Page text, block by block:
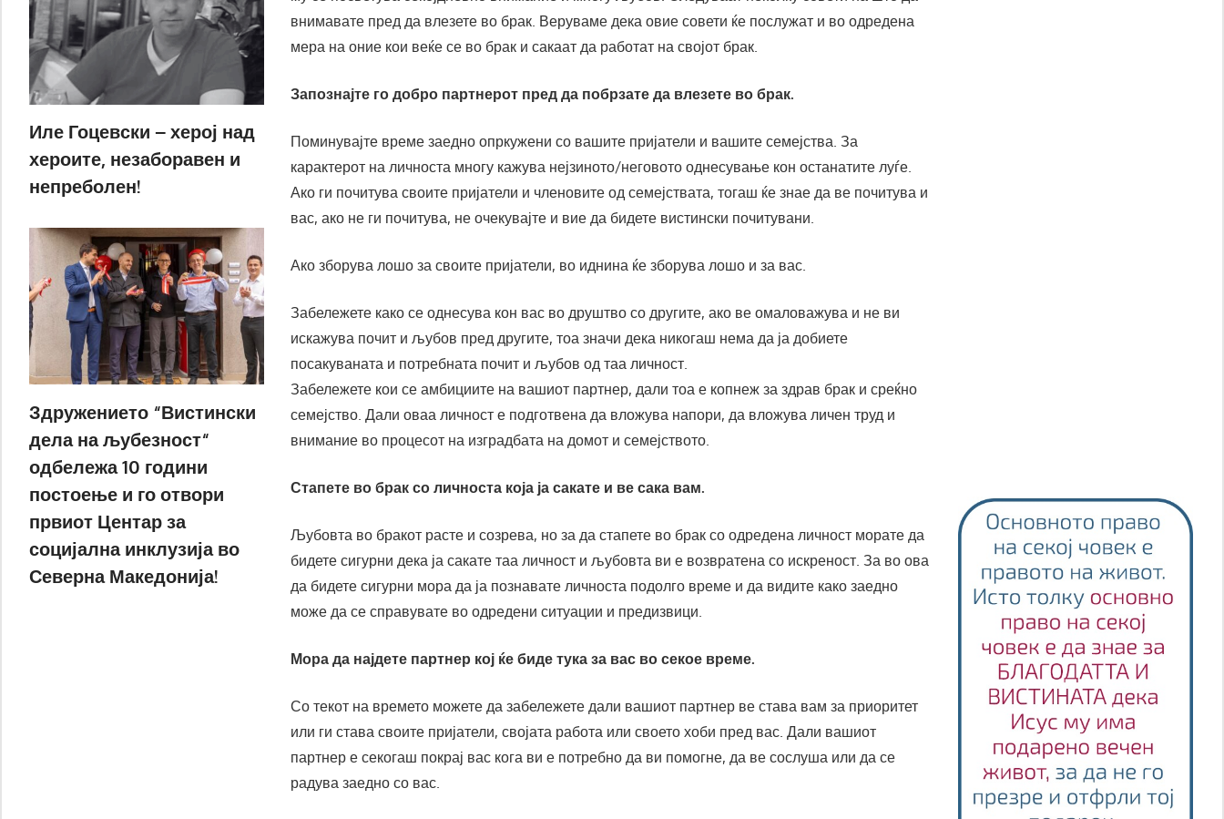
внимавате пред да влезете во брак. Веруваме дека овие совети ќе послужат и во одредена
мера на оние кои веќе се во брак и сакаат да работат на својот брак.
Запознајте го добро партнерот пред да побрзате да влезете во брак.
Поминувајте време заедно опркужени со вашите пријатели и вашите семејства. За
карактерот на личноста многу кажува нејзиното/неговото однесување кон останатите луѓе.
Ако ги почитува своите пријатели и членовите од семејствата, тогаш ќе знае да ве почитува и
вас, ако не ги почитува, не очекувајте и вие да бидете вистински почитувани.
Ако зборува лошо за своите пријатели, во иднина ќе зборува лошо и за вас.
Забележете како се однесува кон вас во друштво со другите, ако ве омаловажува и не ви
искажува почит и љубов пред другите, тоа значи дека никогаш нема да ја добиете
посакуваната и потребната почит и љубов од таа личност.
Забележете кои се амбициите на вашиот партнер, дали тоа е копнеж за здрав брак и среќно
семејство. Дали оваа личност е подготвена да вложува напори, да вложува личен труд и
внимание во процесот на изградбата на домот и семејството.
Стапете во брак со личноста која ја сакате и ве сака вам.
Љубовта во бракот расте и созрева, но за да стапете во брак со одредена личност морате да
бидете сигурни дека ја сакате таа личност и љубовта ви е возвратена со искреност. За во ова
да бидете сигурни мора да ја познавате личноста подолго време и да видите како заедно
може да се справувате во одредени ситуации и предизвици.
Мора да најдете партнер кој ќе биде тука за вас во секое време.
Со текот на времето можете да забележете дали вашиот партнер ве става вам за приоритет
или ги става своите пријатели, својата работа или своето хоби пред вас. Дали вашиот
партнер е секогаш покрај вас кога ви е потребно да ви помогне, да ве сослуша или да се
радува заедно со вас.
Иле Гоцевски – херој над
хероите, незаборавен и
непреболен!
Здружението “Вистински
дела на љубезност“
одбележа 10 години
постоење и го отвори
првиот Центар за
социјална инклузија во
Северна Македонија!